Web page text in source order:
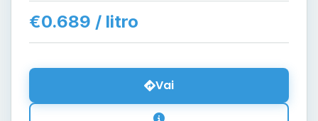
€0.689 / litro
Vai